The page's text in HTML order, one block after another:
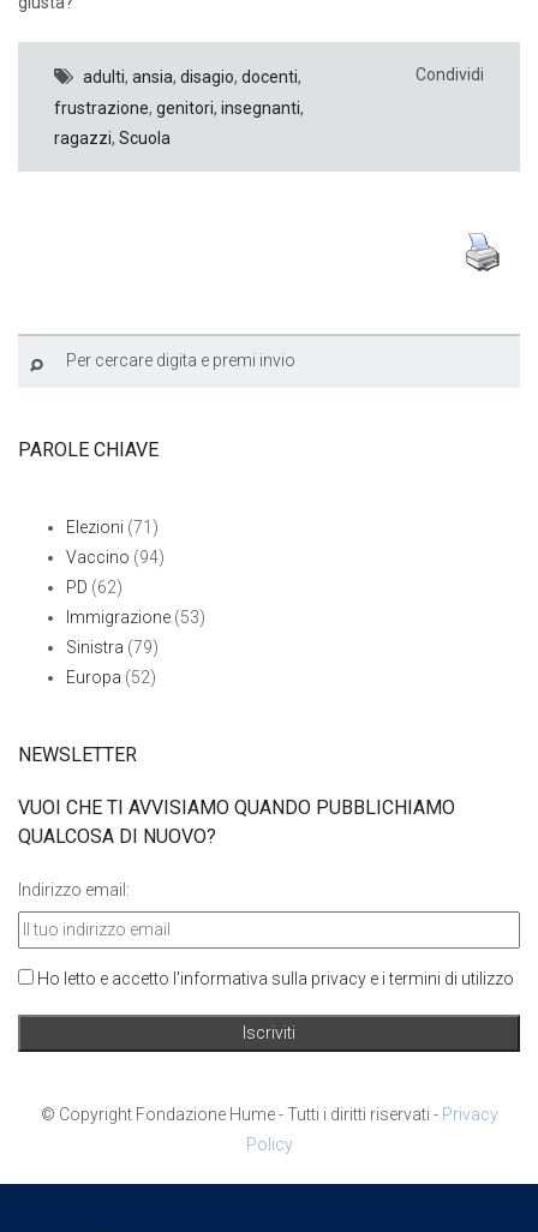
adulti, ansia, disagio, docenti,
frustrazione, genitori, insegnanti,
ragazzi, Scuola
Condividi
PAROLE CHIAVE
Elezioni (71)
Vaccino (94)
PD (62)
Immigrazione (53)
Sinistra (79)
Europa (52)
NEWSLETTER
VUOI CHE TI AVVISIAMO QUANDO PUBBLICHIAMO
QUALCOSA DI NUOVO?
Indirizzo email:
Ho letto e accetto l'informativa sulla privacy e i termini di utilizzo
© Copyright Fondazione Hume - Tutti i diritti riservati - Privacy
Policy